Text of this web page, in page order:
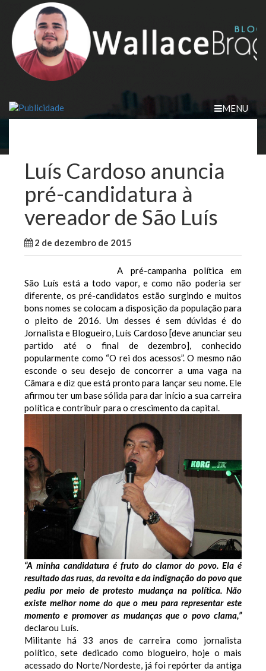
content
MENU
Luís Cardoso anuncia
pré-candidatura à
vereador de São Luís
2 de dezembro de 2015
A pré-campanha política em
São Luís está a todo vapor, e como não poderia ser
diferente, os pré-candidatos estão surgindo e muitos
bons nomes se colocam a disposição da população para
o pleito de 2016. Um desses é sem dúvidas é do
Jornalista e Blogueiro, Luís Cardoso [deve anunciar seu
partido até o final de dezembro], conhecido
popularmente como “O rei dos acessos”. O mesmo não
esconde o seu desejo de concorrer a uma vaga na
Câmara e diz que está pronto para lançar seu nome. Ele
afirmou ter um base sólida para dar início a sua carreira
política e contribuir para o crescimento da capital.
“A minha candidatura é fruto do clamor do povo. Ela é
resultado das ruas, da revolta e da indignação do povo que
pediu por meio de protesto mudança na política. Não
existe melhor nome do que o meu para representar este
momento e promover as mudanças que o povo clama,”
declarou Luís.
Militante há 33 anos de carreira como jornalista
político, sete dedicado como blogueiro, hoje o mais
acessado do Norte/Nordeste, já foi repórter da antiga